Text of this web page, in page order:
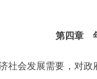
第四章
发展需要，对政